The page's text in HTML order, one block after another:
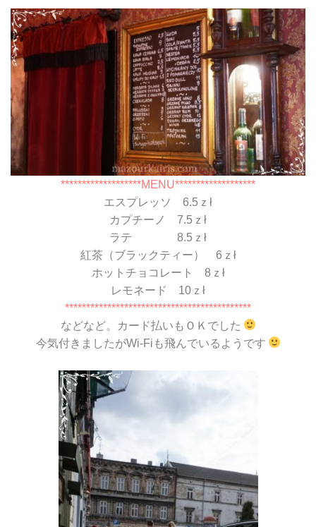
*******************MENU*******************
エスプレッソ 6.5ｚł
カプチーノ 7.5ｚł
ラテ 8.5ｚł
紅茶（ブラックティー） 6ｚł
ホットチョコレート 8ｚł
レモネード 10ｚł
********************************************
などなど。カード払いもＯＫでした
今気付きましたがWi-Fiも飛んでいるようです